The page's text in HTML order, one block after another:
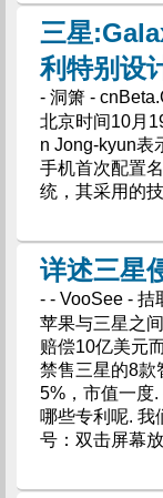
三星
利特别设
- 洞箫 -
北京时间10月
n Jong-kyun表
手机首次配置
统，其采用的
详述三星
- - VooSee - 拮
苹果与三星之
赔偿10亿美元
禁售三星的8款
5%，市值一度
哪些专利呢. 我
号：双击屏幕